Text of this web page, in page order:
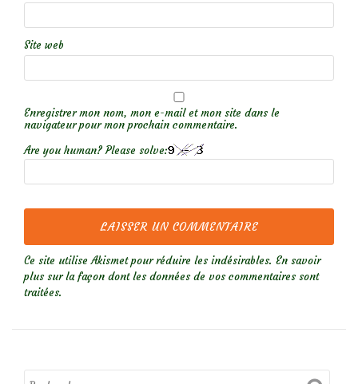
Site web
Enregistrer mon nom, mon e-mail et mon site dans le
navigateur pour mon prochain commentaire.
Are you human? Please solve:
Ce site utilise Akismet pour réduire les indésirables. En savoir
plus sur la façon dont les données de vos commentaires sont
traitées.